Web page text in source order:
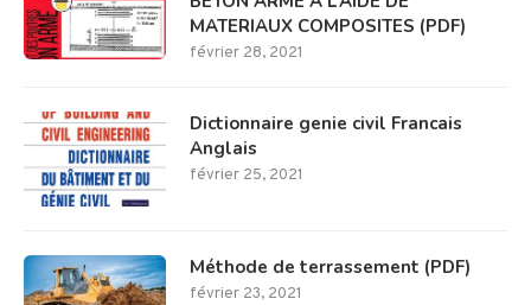
MATERIAUX COMPOSITES (PDF)
février 28, 2021
Dictionnaire genie civil Francais
Anglais
février 25, 2021
Méthode de terrassement (PDF)
février 23, 2021